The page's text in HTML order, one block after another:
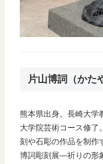
片山博詞（かた
熊本県出身。長崎大学
大学院芸術コース修了
刻や石彫の作品を制作
博詞彫刻展―祈りの形